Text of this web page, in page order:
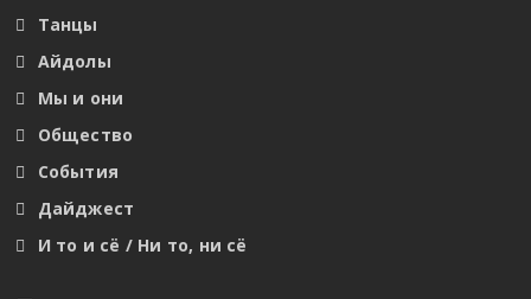
Танцы
Айдолы
Мы и они
Общество
События
Дайджест
И то и сё / Ни то, ни сё